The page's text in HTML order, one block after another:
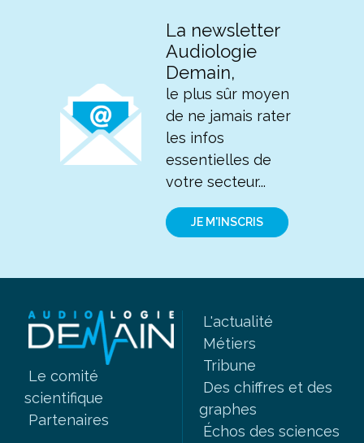
La newsletter
Audiologie
Demain,
le plus sûr moyen
de ne jamais rater
les infos
essentielles de
votre secteur...
JE M'INSCRIS
Le comité
scientifique
Partenaires
L'actualité
Métiers
Tribune
Des chiffres et des
graphes
Échos des sciences